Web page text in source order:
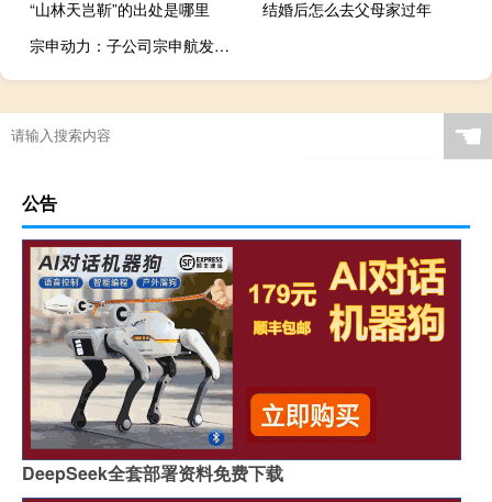
“山林天岂靳”的出处是哪里
结婚后怎么去父母家过年
宗申动力：子公司宗申航发没有和小鹏汽车有相关合作
☚
公告
DeepSeek全套部署资料免费下载